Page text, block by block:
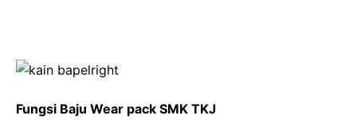
Fungsi Baju Wear pack SMK TKJ